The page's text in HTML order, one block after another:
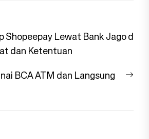
Shopeepay Lewat Bank Jago d
dan Ketentuan
BCA ATM dan Langsung